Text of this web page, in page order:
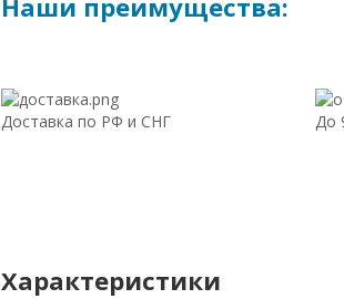
Наши преимущества:
Доставка по РФ и СНГ До
Характеристики